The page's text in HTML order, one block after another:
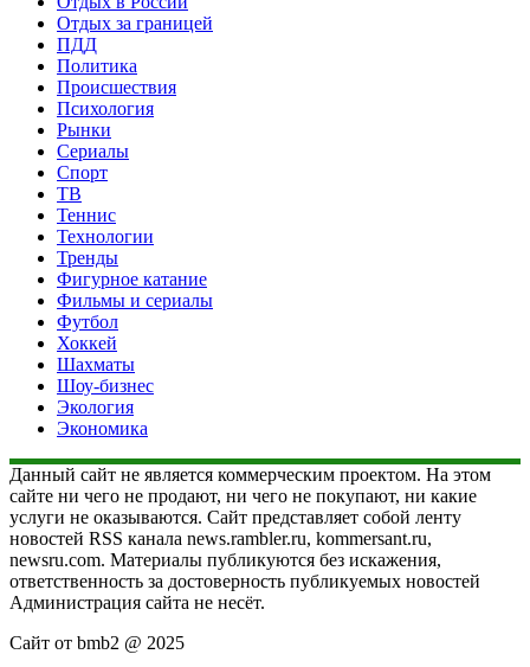
Отдых за границей
ПДД
Политика
Происшествия
Психология
Рынки
Сериалы
Спорт
ТВ
Теннис
Технологии
Тренды
Фигурное катание
Фильмы и сериалы
Футбол
Хоккей
Шахматы
Шоу-бизнес
Экология
Экономика
Данный сайт не является коммерческим проектом. На этом
сайте ни чего не продают, ни чего не покупают, ни какие
услуги не оказываются. Сайт представляет собой ленту
новостей RSS канала news.rambler.ru, kommersant.ru,
newsru.com. Материалы публикуются без искажения,
ответственность за достоверность публикуемых новостей
Администрация сайта не несёт.
Сайт от bmb2 @ 2025